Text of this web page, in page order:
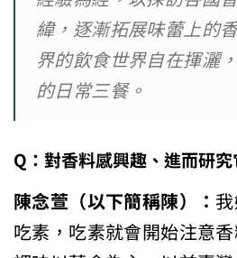
緯，逐漸拓展味蕾上的
界的飲食世界自在揮灑
的日常三餐。
Q：對香料感興趣、進而研
陳念萱（以下簡稱陳）：
吃素，吃素就會開始注意